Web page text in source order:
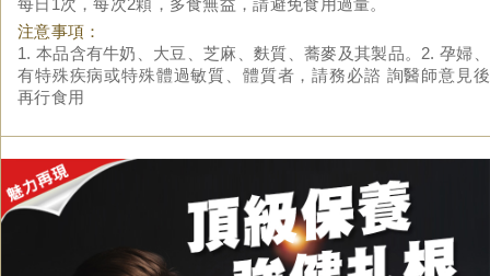
每日1次，每次2顆，多食無益，請避免食用過量。
注意事項：
1. 本品含有牛奶、大豆、芝麻、麩質、蕎麥及其製品。2. 孕婦、
有特殊疾病或特殊體過敏質、體質者，請務必諮 詢醫師意見後
再行食用